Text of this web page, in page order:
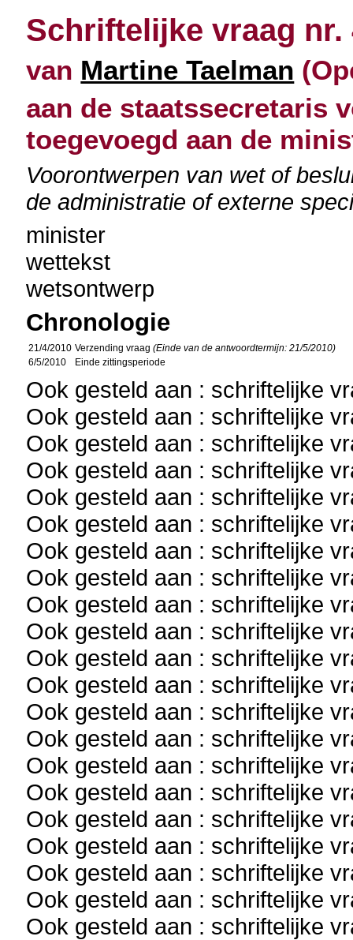
Schriftelijke vraag nr.
van Martine Taelman
aan de staatssecretaris
toegevoegd aan de
Voorontwerpen van wet of
de administratie of externe
minister
wettekst
wetsontwerp
Chronologie
21/4/2010 Verzending vraag(Einde van de antwoordtermijn: 21/5/2010)
6/5/2010
Einde zittingsperiode
Ook gesteld aan : schriftelijke
Ook gesteld aan : schriftelijke
Ook gesteld aan : schriftelijke
Ook gesteld aan : schriftelijke
Ook gesteld aan : schriftelijke
Ook gesteld aan : schriftelijke
Ook gesteld aan : schriftelijke
Ook gesteld aan : schriftelijke
Ook gesteld aan : schriftelijke
Ook gesteld aan : schriftelijke
Ook gesteld aan : schriftelijke
Ook gesteld aan : schriftelijke
Ook gesteld aan : schriftelijke
Ook gesteld aan : schriftelijke
Ook gesteld aan : schriftelijke
Ook gesteld aan : schriftelijke
Ook gesteld aan : schriftelijke
Ook gesteld aan : schriftelijke
Ook gesteld aan : schriftelijke
Ook gesteld aan : schriftelijke
Ook gesteld aan : schriftelijke